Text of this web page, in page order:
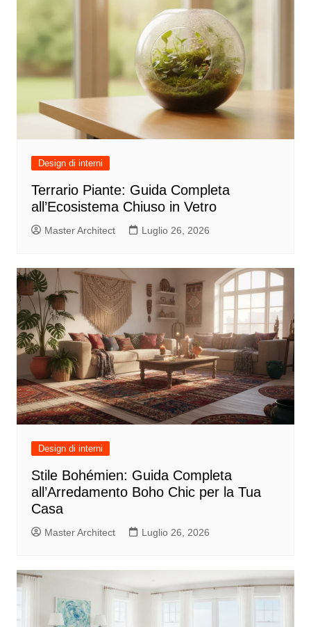
Design di interni
Terrario Piante: Guida Completa
all’Ecosistema Chiuso in Vetro
Master Architect Luglio 26, 2026
Design di interni
Stile Bohémien: Guida Completa
all’Arredamento Boho Chic per la Tua
Casa
Master Architect Luglio 26, 2026